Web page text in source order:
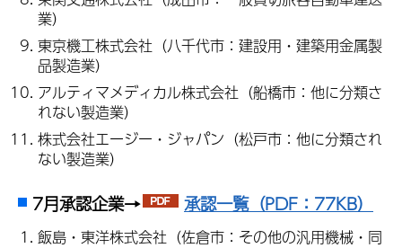
業）
東京機工株式会社（八千代市：建設用・建築用金属製
品製造業）
アルティマメディカル株式会社（船橋市：他に分類さ
れない製造業）
株式会社エージー・ジャパン（松戸市：他に分類され
ない製造業）
7月承認企業→ 承認一覧（PDF：77KB）
飯島・東洋株式会社（佐倉市：その他の汎用機械・同